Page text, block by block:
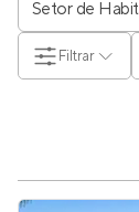
Filtrar